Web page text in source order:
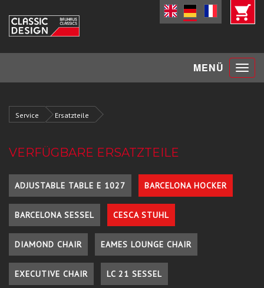
MENÜ Toggle
Service Ersatzteile
VERFÜGBARE ERSATZTEILE
ADJUSTABLE TABLE E 1027 BARCELONA HOCKER
BARCELONA SESSEL CESCA STUHL
DIAMOND CHAIR EAMES LOUNGE CHAIR
EXECUTIVE CHAIR LC 21 SESSEL